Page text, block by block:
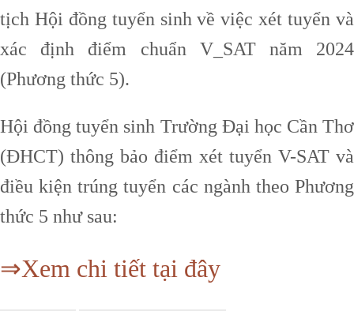
tịch Hội đồng tuyển sinh về việc xét tuyển và
xác định điểm chuẩn V_SAT năm 2024
(Phương thức 5).
Hội đồng tuyển sinh Trường Đại học Cần Thơ
(ĐHCT) thông bảo điểm xét tuyển V-SAT và
điều kiện trúng tuyển các ngành theo Phương
thức 5 như sau:
⇒Xem chi tiết tại đây